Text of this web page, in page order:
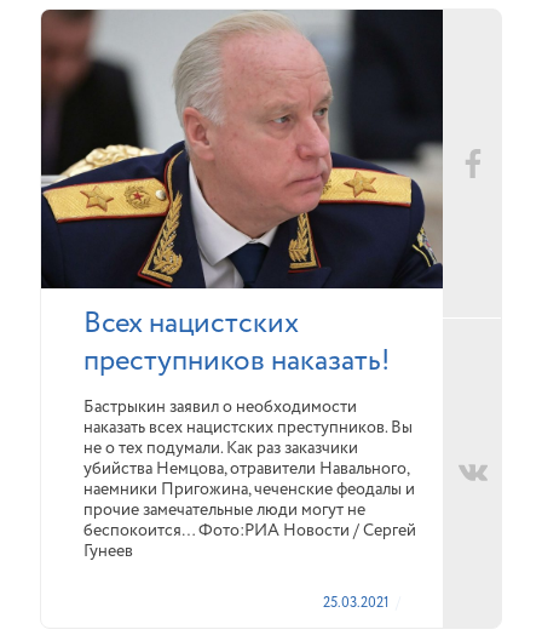
Всех нацистских
преступников наказать!
Бастрыкин заявил о необходимости
наказать всех нацистских преступников. Вы
не о тех подумали. Как раз заказчики
убийства Немцова, отравители Навального,
наемники Пригожина, чеченские феодалы и
прочие замечательные люди могут не
беспокоится… Фото:РИА Новости / Сергей
Гунеев
25.03.2021